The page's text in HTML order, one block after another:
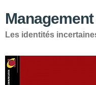
Les identités